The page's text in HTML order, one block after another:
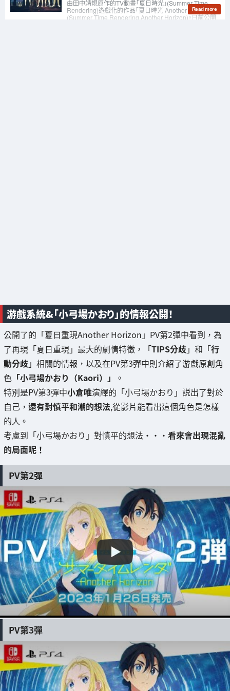
游戲系統&「小弓場かおり」的情報公開！
公開了的「夏日重現Another Horizon」PV第2彈中看到，為
了再現「夏日重現」最大的劇情特徵，「TIPS分歧」和「行
動分歧」相關的情報，以及在PV第3彈中則介紹了游戲原創角
色 「小弓場かおり（Kaori）」
。
特別是PV第3彈中小倉唯演繹的「小弓場かおり」説出了對於
自己， 還有對慎平和潮的想法,從影片能看出這個角色是怎樣
的人。
考慮到「小弓場かおり」對慎平的想法・・・ 看來會出現混亂
的局面呢！
PV第2彈
PV第3彈